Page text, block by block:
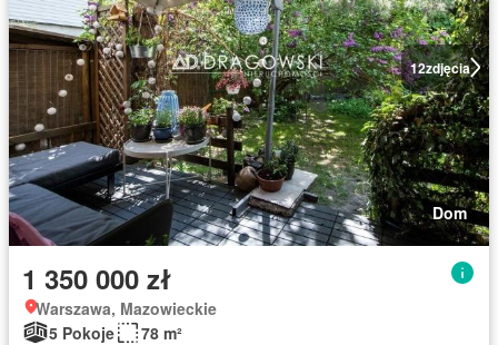
12zdjęcia
Dom
1 350 000 zł
Warszawa, Mazowieckie
5 Pokoje
78 m²